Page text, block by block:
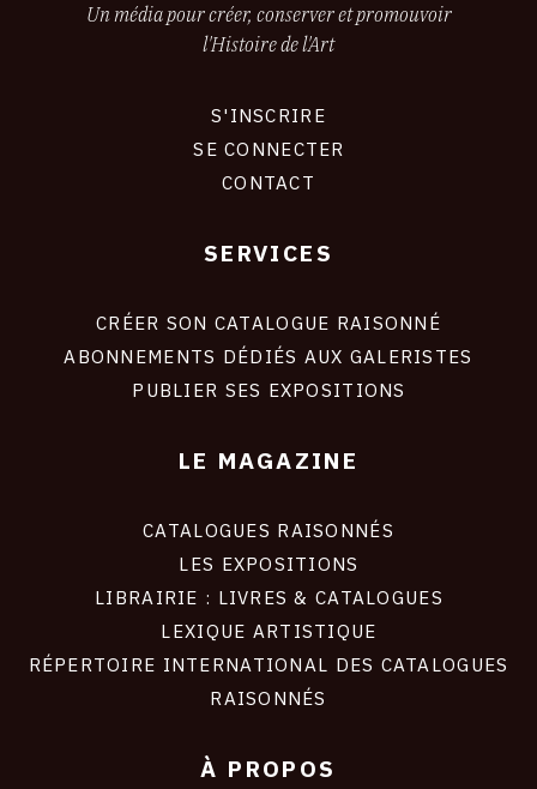
Un média pour créer, conserver et promouvoir
l'Histoire de l'Art
S'INSCRIRE
SE CONNECTER
CONTACT
SERVICES
CRÉER SON CATALOGUE RAISONNÉ
ABONNEMENTS DÉDIÉS AUX GALERISTES
PUBLIER SES EXPOSITIONS
LE MAGAZINE
CATALOGUES RAISONNÉS
LES EXPOSITIONS
LIBRAIRIE : LIVRES & CATALOGUES
LEXIQUE ARTISTIQUE
RÉPERTOIRE INTERNATIONAL DES CATALOGUES
RAISONNÉS
À PROPOS